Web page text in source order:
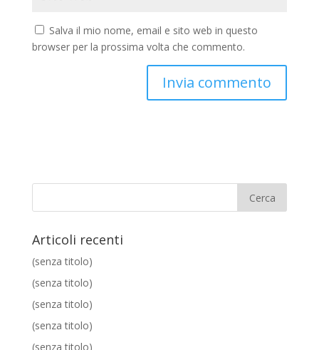
Salva il mio nome, email e sito web in questo
browser per la prossima volta che commento.
Articoli recenti
(senza titolo)
(senza titolo)
(senza titolo)
(senza titolo)
(senza titolo)